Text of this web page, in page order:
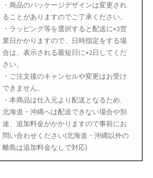
シー
・商品のパッケージデザインは変更され
ることがありますのでご了承ください。
・ラッピング等を選択すると配送に+2営
業日かかりますので、日時指定をする場
合は、表示される最短日に+2日してくだ
さい。
・ご注文後のキャンセルや変更はお受け
できません。
・本商品は仕入元より配送となるため、
北海道・沖縄へは配送できない場合や別
途、追加料金がかかりますので事前にお
問い合わせください(北海道・沖縄以外の
離島は追加料金なしで対応)